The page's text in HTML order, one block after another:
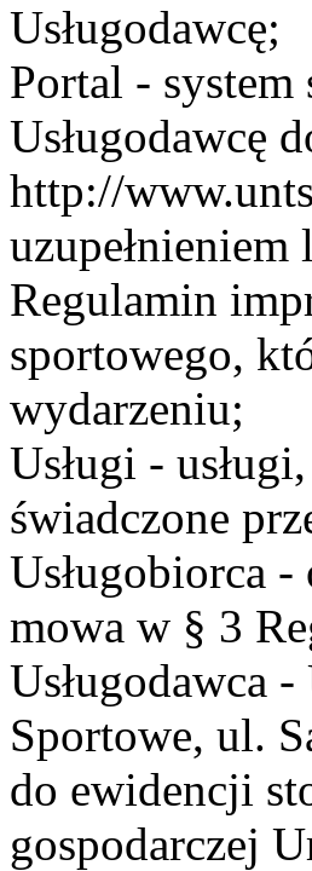
Usługodawcę;
Portal -
Usługodawcę
http://
Regulamin
sportowego,
wydarzeniu;
Usługi -
świadczone
Usługobiorca
mowa w § 3
Usługodawca
Sportowe, ul.
do ewidencji
gospodarczej